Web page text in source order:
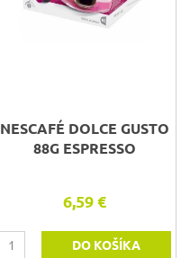
NESCAFÉ DOLCE GUSTO
88G ESPRESSO
6,59 €
DO KOŠÍKA